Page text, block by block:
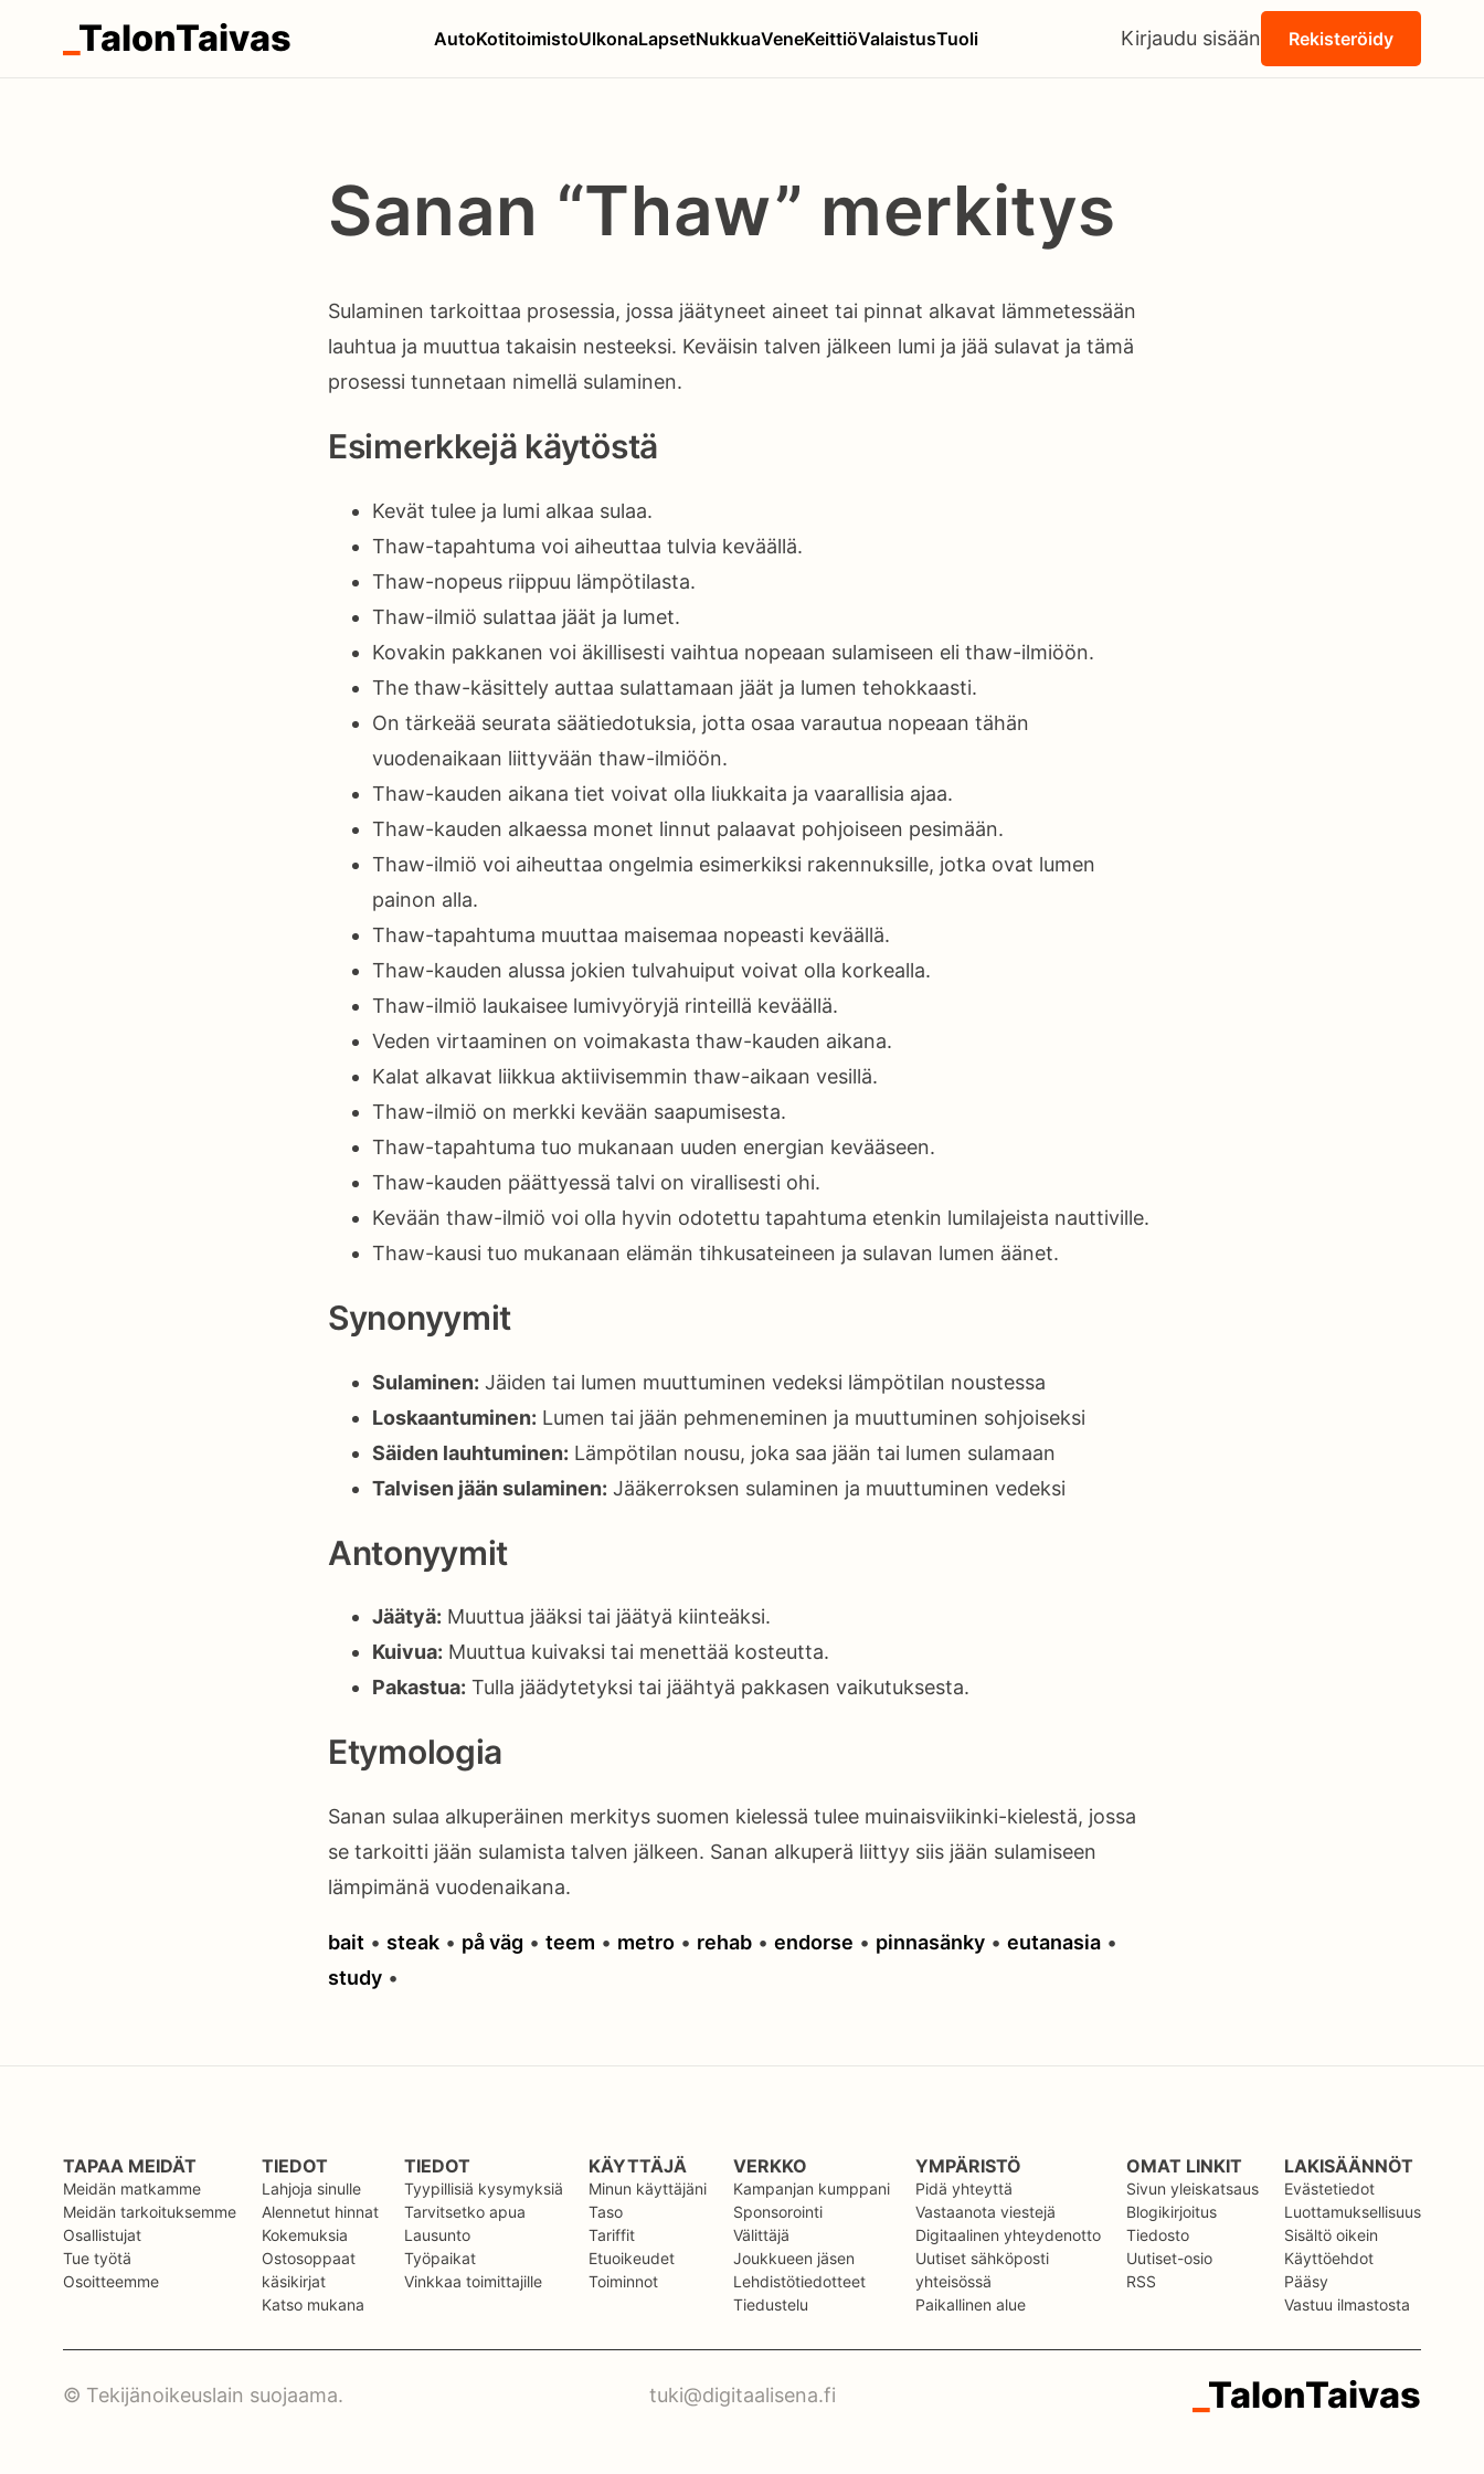
TalonTaivas AutoKotitoimistoUlkonaLapsetNukkuaVeneKeittiöValaistusTuoli Kirjaudu sisään Rekisteröidy
Sanan “Thaw” merkitys
Sulaminen tarkoittaa prosessia, jossa jäätyneet aineet tai pinnat alkavat lämmetessään
lauhtua ja muuttua takaisin nesteeksi. Keväisin talven jälkeen lumi ja jää sulavat ja tämä
prosessi tunnetaan nimellä sulaminen.
Esimerkkejä käytöstä
Kevät tulee ja lumi alkaa sulaa.
Thaw-tapahtuma voi aiheuttaa tulvia keväällä.
Thaw-nopeus riippuu lämpötilasta.
Thaw-ilmiö sulattaa jäät ja lumet.
Kovakin pakkanen voi äkillisesti vaihtua nopeaan sulamiseen eli thaw-ilmiöön.
The thaw-käsittely auttaa sulattamaan jäät ja lumen tehokkaasti.
On tärkeää seurata säätiedotuksia, jotta osaa varautua nopeaan tähän
vuodenaikaan liittyvään thaw-ilmiöön.
Thaw-kauden aikana tiet voivat olla liukkaita ja vaarallisia ajaa.
Thaw-kauden alkaessa monet linnut palaavat pohjoiseen pesimään.
Thaw-ilmiö voi aiheuttaa ongelmia esimerkiksi rakennuksille, jotka ovat lumen
painon alla.
Thaw-tapahtuma muuttaa maisemaa nopeasti keväällä.
Thaw-kauden alussa jokien tulvahuiput voivat olla korkealla.
Thaw-ilmiö laukaisee lumivyöryjä rinteillä keväällä.
Veden virtaaminen on voimakasta thaw-kauden aikana.
Kalat alkavat liikkua aktiivisemmin thaw-aikaan vesillä.
Thaw-ilmiö on merkki kevään saapumisesta.
Thaw-tapahtuma tuo mukanaan uuden energian kevääseen.
Thaw-kauden päättyessä talvi on virallisesti ohi.
Kevään thaw-ilmiö voi olla hyvin odotettu tapahtuma etenkin lumilajeista nauttiville.
Thaw-kausi tuo mukanaan elämän tihkusateineen ja sulavan lumen äänet.
Synonyymit
Sulaminen: Jäiden tai lumen muuttuminen vedeksi lämpötilan noustessa
Loskaantuminen: Lumen tai jään pehmeneminen ja muuttuminen sohjoiseksi
Säiden lauhtuminen: Lämpötilan nousu, joka saa jään tai lumen sulamaan
Talvisen jään sulaminen: Jääkerroksen sulaminen ja muuttuminen vedeksi
Antonyymit
Jäätyä: Muuttua jääksi tai jäätyä kiinteäksi.
Kuivua: Muuttua kuivaksi tai menettää kosteutta.
Pakastua: Tulla jäädytetyksi tai jäähtyä pakkasen vaikutuksesta.
Etymologia
Sanan sulaa alkuperäinen merkitys suomen kielessä tulee muinaisviikinki-kielestä, jossa
se tarkoitti jään sulamista talven jälkeen. Sanan alkuperä liittyy siis jään sulamiseen
lämpimänä vuodenaikana.
bait • steak • på väg • teem • metro • rehab • endorse • pinnasänky • eutanasia •
study •
TalonTaivas
© Tekijänoikeuslain suojaama.
TAPAA MEIDÄT
Meidän matkamme
Meidän tarkoituksemme
Osallistujat
Tue työtä
Osoitteemme
TIEDOT
Lahjoja sinulle
Alennetut hinnat
Kokemuksia
Ostosoppaat
käsikirjat
Katso mukana
TIEDOT
Tyypillisiä kysymyksiä
Tarvitsetko apua
Lausunto
Työpaikat
Vinkkaa toimittajille
KÄYTTÄJÄ
Minun käyttäjäni
Taso
Tariffit
Etuoikeudet
Toiminnot
VERKKO
Kampanjan kumppani
Sponsorointi
Välittäjä
Joukkueen jäsen
Lehdistötiedotteet
Tiedustelu
YMPÄRISTÖ
Pidä yhteyttä
Vastaanota viestejä
Digitaalinen yhteydenotto
Uutiset sähköposti
yhteisössä
Paikallinen alue
OMAT LINKIT
Sivun yleiskatsaus
Blogikirjoitus
Tiedosto
Uutiset-osio
RSS
LAKISÄÄNNÖT
Evästetiedot
Luottamuksellisuus
Sisältö oikein
Käyttöehdot
Pääsy
Vastuu ilmastosta
tuki@digitaalisena.fi